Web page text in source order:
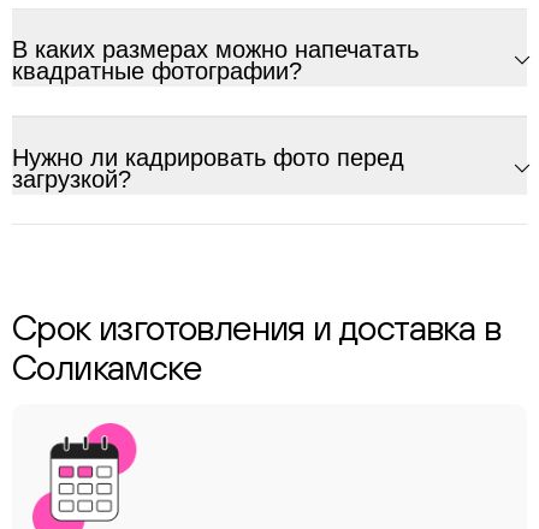
В каких размерах можно напечатать
квадратные фотографии?
Нужно ли кадрировать фото перед
загрузкой?
Срок изготовления и доставка в
Соликамске